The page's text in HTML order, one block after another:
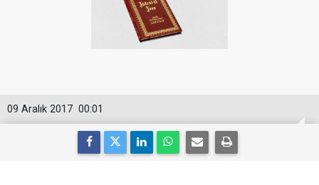
00:01
09 Aralık 2017